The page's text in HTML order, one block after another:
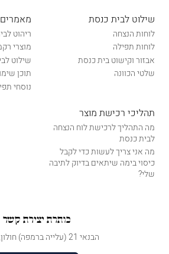
שילוט לבית כנסת
לוחות הנצחה
לוחות תפילה
אבזור וקישוט בית כנסת
שלטי הכוונה
מאמרים
ריהוט
מוצרי
שילוט
תוכן
נוסחי
תהליכי רכישת מוצר
מה התהליך לרכישת לוח הנצחה
לבית כנסת
מה אני צריך לעשות כדי לקבל
כיסוי בימה שיתאים בדיוק לתיבה
שלי?
כותרת יצירת קשר
הבנאי 21 (עלייה ברמפה) חולון, ישראל